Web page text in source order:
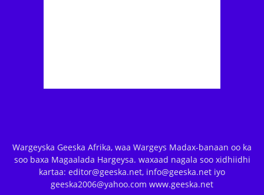
Wargeyska Geeska Afrika, waa Wargeys Madax-banaan oo ka
soo baxa Magaalada Hargeysa. waxaad nagala soo xidhiidhi
kartaa: editor@geeska.net, info@geeska.net iyo
geeska2006@yahoo.com www.geeska.net